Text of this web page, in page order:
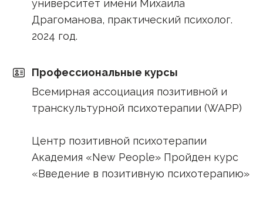
университет имени Михаила
Драгоманова, практический психолог.
2024 год.
Профессиональные курсы
Всемирная ассоциация позитивной и
транскультурной психотерапии (WAPP)
Центр позитивной психотерапии
Академия «New People» Пройден курс
«Введение в позитивную психотерапию»